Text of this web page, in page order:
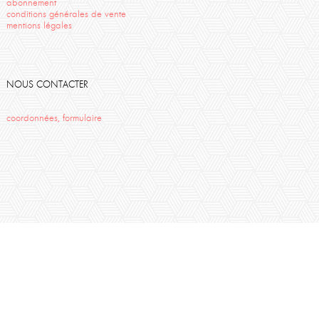
abonnement
conditions générales de vente
mentions légales
NOUS CONTACTER
coordonnées, formulaire